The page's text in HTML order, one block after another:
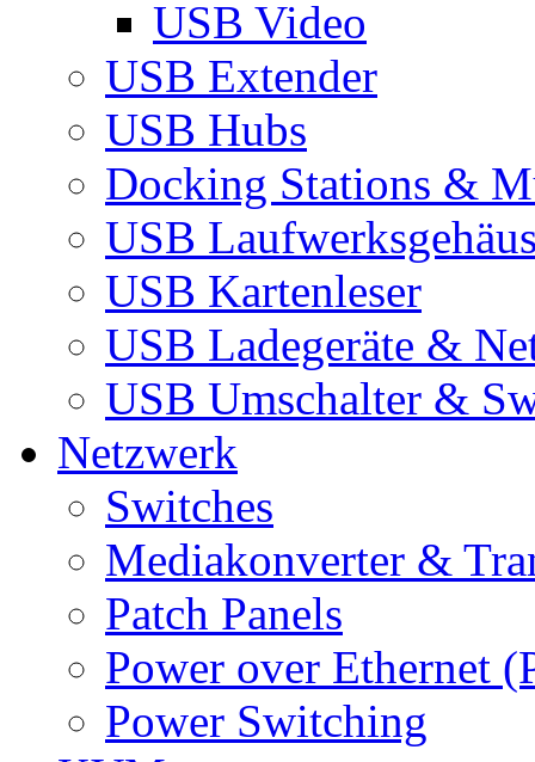
USB Video
USB Extender
USB Hubs
Docking Stations &
USB
USB Kartenleser
USB Ladegeräte &
USB Umschalter &
Netzwerk
Switches
Mediakonverter &
Patch Panels
Power over Ethernet
Power Switching